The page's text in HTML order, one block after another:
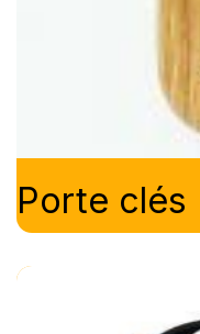
Porte clés